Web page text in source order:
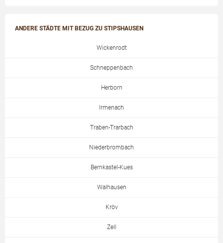
ANDERE STÄDTE MIT BEZUG ZU STIPSHAUSEN
Wickenrodt
Schneppenbach
Herborn
Irmenach
Traben-Trarbach
Niederbrombach
Bernkastel-Kues
Walhausen
Kröv
Zell